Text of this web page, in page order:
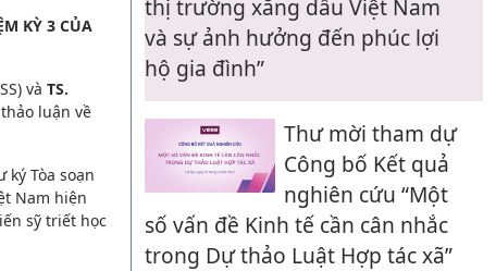
KỲ 3 CỦA
và TS.
luận về
Tòa soạn
Nam hiện
sỹ triết học
thị trường xăng dầu Việt Nam
và sự ảnh hưởng đến phúc lợi
hộ gia đình”
Thư mời tham dự
Công bố Kết quả
nghiên cứu “Một
số vấn đề Kinh tế cần cân nhắc
trong Dự thảo Luật Hợp tác xã”